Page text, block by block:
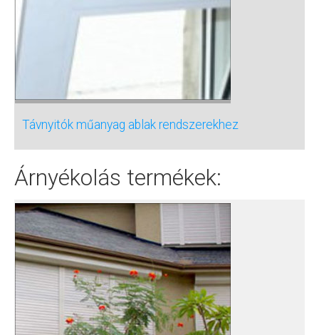
Távnyitók műanyag ablak rendszerekhez
Árnyékolás termékek: